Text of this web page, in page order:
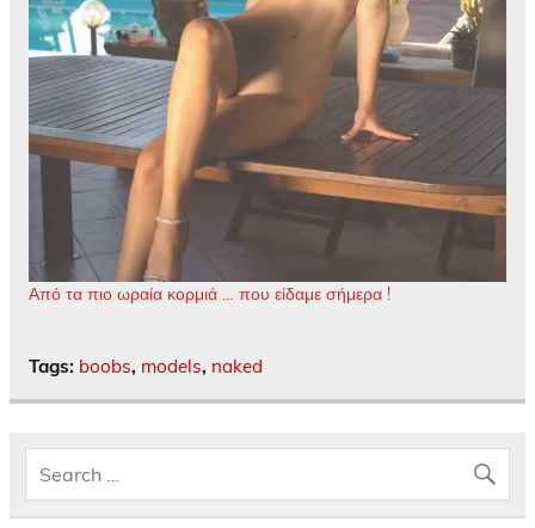
Από τα πιο ωραία κορμιά … που είδαμε σήμερα !
Tags: boobs, models, naked